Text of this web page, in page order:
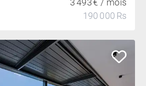
3 493 € / mois
190 000 Rs